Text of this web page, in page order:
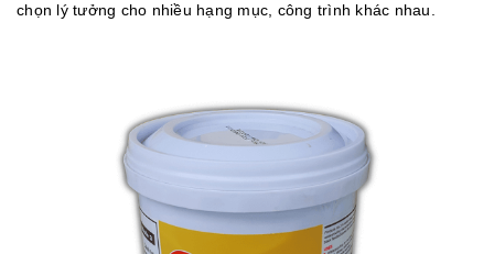
chọn lý tưởng cho nhiều hạng mục, công trình khác nhau.